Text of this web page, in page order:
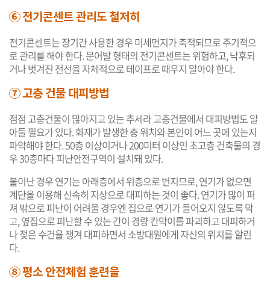
⑥ 전기콘센트 관리도 철저히
전기콘센트는 장기간 사용한 경우 미세먼지가 축적되므로 주기적으
로 관리를 해야 한다. 문어발 형태의 전기콘센트는 위험하고, 낙후되
거나 벗겨진 전선을 자체적으로 테이프로 때우지 말아야 한다.
⑦ 고층 건물 대피방법
점점 고층건물이 많아지고 있는 추세라 고층건물에서 대피방법도 알
아둘 필요가 있다. 화재가 발생한 층 위치와 본인이 어느 곳에 있는지
파악해야 한다. 50층 이상이거나 200미터 이상인 초고층 건축물의 경
우 30층마다 피난안전구역이 설치돼 있다.
불이난 경우 연기는 아래층에서 위층으로 번지므로, 연기가 없으면
계단을 이용해 신속히 지상으로 대피하는 것이 좋다. 연기가 많이 퍼
져 밖으로 피난이 어려울 경우엔 집으로 연기가 들어오지 않도록 막
고, 옆집으로 피난할 수 있는 간이 경량 칸막이를 파괴하고 대피하거
나 젖은 수건을 챙겨 대피하면서 소방대원에게 자신의 위치를 알린
다.
⑧ 평소 안전체험 훈련을